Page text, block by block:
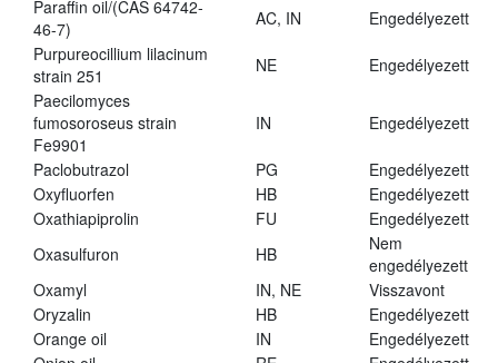
Paraffin oil/(CAS 64742-
46-7)
AC, IN
Engedélyezett
Purpureocillium lilacinum
strain 251
NE
Engedélyezett
Paecilomyces
fumosoroseus strain
Fe9901
IN Engedélyezett
Paclobutrazol PG
Engedélyezett
Oxyfluorfen
HB
Engedélyezett
Oxathiapiprolin
FU
Engedélyezett
Oxasulfuron
HB
Nem
engedélyezett
Oxamyl
IN, NE
Visszavont
Oryzalin
HB
Engedélyezett
Orange oil
IN
Engedélyezett